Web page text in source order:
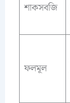
শাকসবজি
ফলমূল